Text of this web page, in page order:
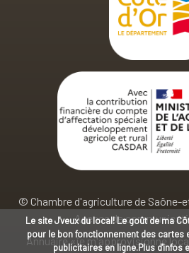
Le site J'veux du local! Le goût de ma
pour le bon fonctionnement des cartes
publicitaires en ligne.Plus d'infos
© Chambre d'agriculture de Saône-
Agence de
Annuaire «je m'approvisionne